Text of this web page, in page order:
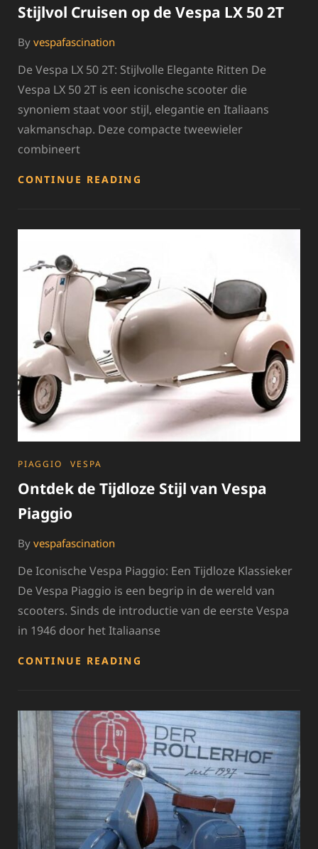
Stijlvol Cruisen op de Vespa LX 50 2T
By vespafascination
De Vespa LX 50 2T: Stijlvolle Elegante Ritten De
Vespa LX 50 2T is een iconische scooter die
synoniem staat voor stijl, elegantie en Italiaans
vakmanschap. Deze compacte tweewieler
combineert
CONTINUE READING
50
2T
CATEGORIES
PIAGGIO VESPA
Ontdek de Tijdloze Stijl van Vespa
Piaggio
By vespafascination
De Iconische Vespa Piaggio: Een Tijdloze Klassieker
De Vespa Piaggio is een begrip in de wereld van
scooters. Sinds de introductie van de eerste Vespa
in 1946 door het Italiaanse
CONTINUE READING
VAN
VESPA
PIAGGIO